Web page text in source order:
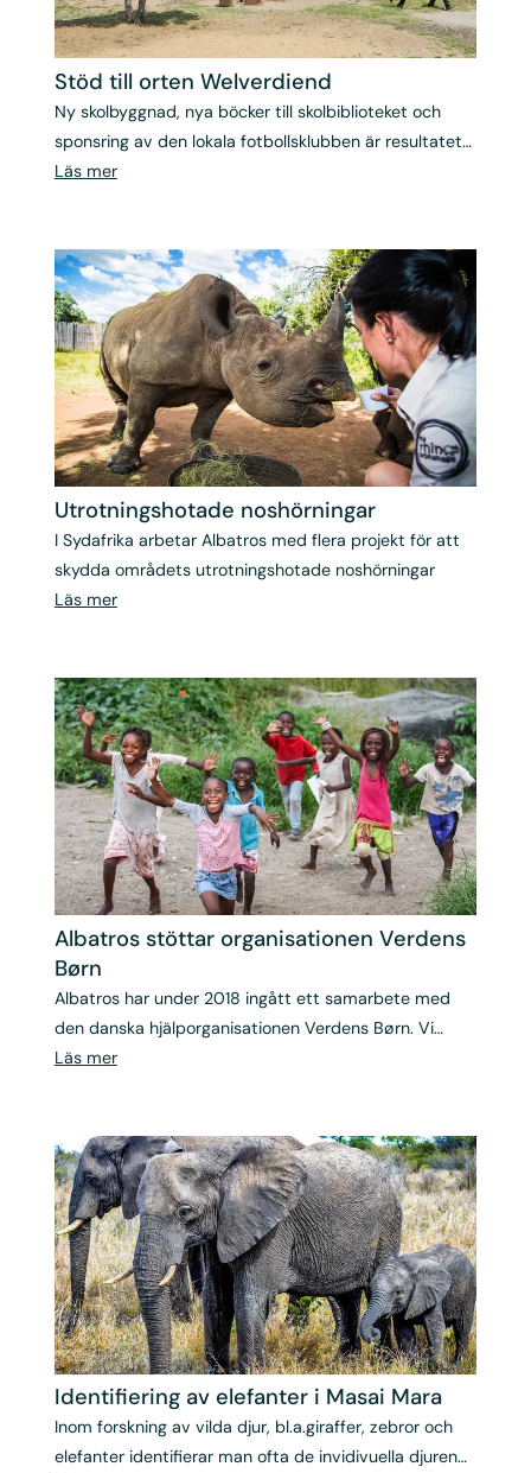
Stöd till orten Welverdiend
Ny skolbyggnad, nya böcker till skolbiblioteket och
sponsring av den lokala fotbollsklubben är resultatet
av Albatros engagemang i den lilla sydafrikanska
Läs mer
Utrotnings­hotade noshörningar
I Sydafrika arbetar Albatros med flera projekt för att
skydda områdets utrotningshotade noshörningar
Läs mer
Albatros stöttar organisationen Verdens
Børn
Albatros har under 2018 ingått ett samarbete med
den danska hjälporganisationen Verdens Børn. Vi
stöttar dem ekonomiskt och hjälper dem att bli mer
Läs mer
Identifiering av elefanter i Masai Mara
Inom forskning av vilda djur, bl.a.giraffer, zebror och
elefanter identifierar man ofta de invidivuella djuren